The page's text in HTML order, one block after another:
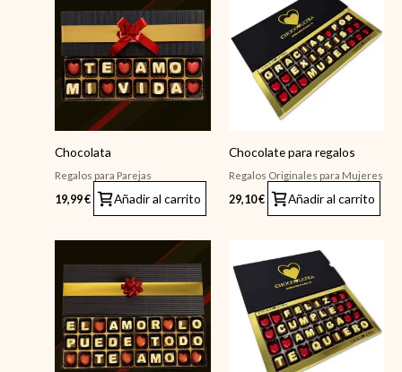
Chocolata
Regalos para Parejas
19,99€ Añadir al carrito
Chocolate para regalos
Regalos Originales para Mujeres
29,10€ Añadir al carrito